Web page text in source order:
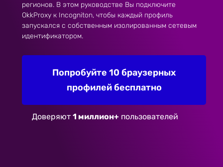
регионов. В этом руководстве Вы подключите
OkkProxy к Incogniton, чтобы каждый профиль
запускался с собственным изолированным сетевым
идентификатором.
Попробуйте 10 браузерных
профилей бесплатно
Доверяют 1 миллион+ пользователей